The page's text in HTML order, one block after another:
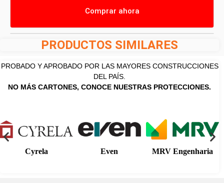
Comprar ahora
PRODUCTOS SIMILARES
PROBADO Y APROBADO POR LAS MAYORES CONSTRUCCIONES
DEL PAÍS.
NO MÁS CARTONES, CONOCE NUESTRAS PROTECCIONES.
Cyrela Even MRV Engenharia